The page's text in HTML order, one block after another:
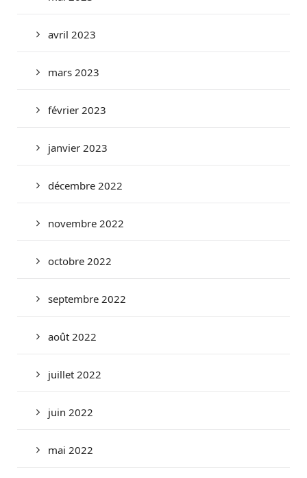
avril 2023
mars 2023
février 2023
janvier 2023
décembre 2022
novembre 2022
octobre 2022
septembre 2022
août 2022
juillet 2022
juin 2022
mai 2022